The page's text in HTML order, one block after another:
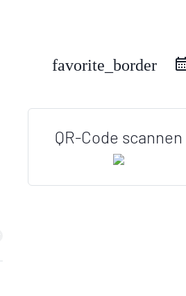
favorite_border
QR-Code scannen